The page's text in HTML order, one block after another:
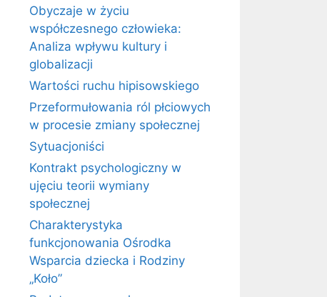
Obyczaje w życiu
współczesnego człowieka:
Analiza wpływu kultury i
globalizacji
Wartości ruchu hipisowskiego
Przeformułowania ról płciowych
w procesie zmiany społecznej
Sytuacjoniści
Kontrakt psychologiczny w
ujęciu teorii wymiany
społecznej
Charakterystyka
funkcjonowania Ośrodka
Wsparcia dziecka i Rodziny
„Koło”